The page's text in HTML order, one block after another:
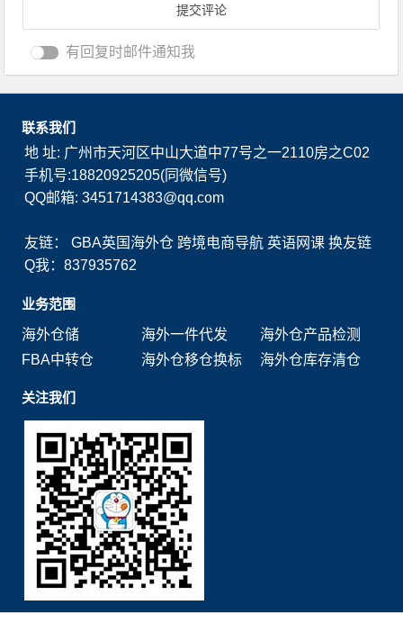
有回复时邮件通知我
联系我们
地 址: 广州市天河区中山大道中77号之一2110房之C02
手机号:18820925205(同微信号)
QQ邮箱: 3451714383@qq.com
友链：GBA英国海外仓 跨境电商导航 英语网课 换友链
Q我：837935762
业务范围
海外仓储
海外一件代发
海外仓产品检测
FBA中转仓
海外仓移仓换标 海外仓库存清仓
关注我们